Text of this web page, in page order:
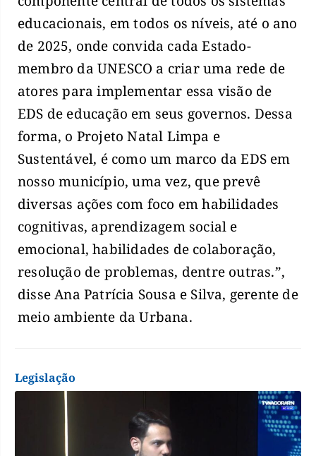
educacionais, em todos os níveis, até o ano
de 2025, onde convida cada Estado-
membro da UNESCO a criar uma rede de
atores para implementar essa visão de
EDS de educação em seus governos. Dessa
forma, o Projeto Natal Limpa e
Sustentável, é como um marco da EDS em
nosso município, uma vez, que prevê
diversas ações com foco em habilidades
cognitivas, aprendizagem social e
emocional, habilidades de colaboração,
resolução de problemas, dentre outras.”,
disse Ana Patrícia Sousa e Silva, gerente de
meio ambiente da Urbana.
Legislação